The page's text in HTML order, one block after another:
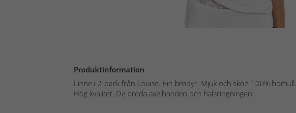
Produktinformation
Linne i 2-pack från Louise. Fin brodyr. Mjuk och skön 100% bomull.
Hög kvalitet. De breda axelbanden och halsringningen ...